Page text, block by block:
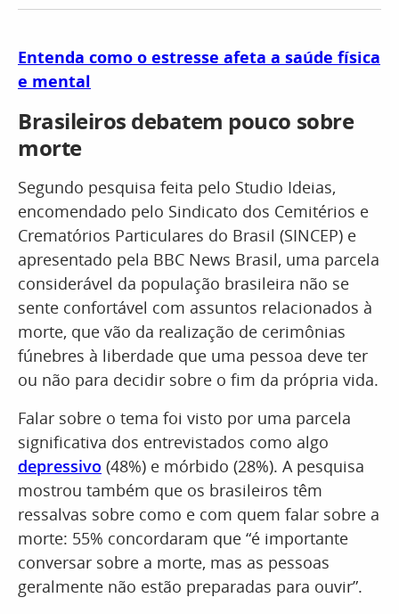
Entenda como o estresse afeta a saúde física
e mental
Brasileiros debatem pouco sobre
morte
Segundo pesquisa feita pelo Studio Ideias,
encomendado pelo Sindicato dos Cemitérios e
Crematórios Particulares do Brasil (SINCEP) e
apresentado pela BBC News Brasil, uma parcela
considerável da população brasileira não se
sente confortável com assuntos relacionados à
morte, que vão da realização de cerimônias
fúnebres à liberdade que uma pessoa deve ter
ou não para decidir sobre o fim da própria vida.
Falar sobre o tema foi visto por uma parcela
significativa dos entrevistados como algo
depressivo (48%) e mórbido (28%). A pesquisa
mostrou também que os brasileiros têm
ressalvas sobre como e com quem falar sobre a
morte: 55% concordaram que “é importante
conversar sobre a morte, mas as pessoas
geralmente não estão preparadas para ouvir”.